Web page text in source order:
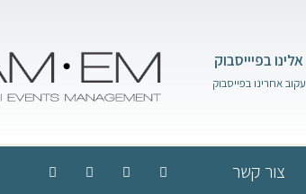
בפיייסבוק
אחרינו בפייסבוק
צור קשר